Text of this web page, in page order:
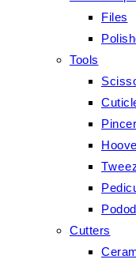
Files
Tools
Cutters